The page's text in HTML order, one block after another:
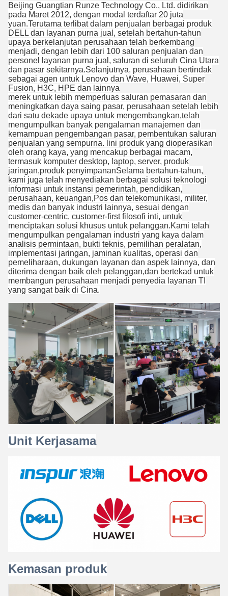
Beijing Guangtian Runze Technology Co., Ltd. didirikan
pada Maret 2012, dengan modal terdaftar 20 juta
yuan.Terutama terlibat dalam penjualan berbagai produk
DELL dan layanan purna jual, setelah bertahun-tahun
upaya berkelanjutan perusahaan telah berkembang
menjadi, dengan lebih dari 100 saluran penjualan dan
personel layanan purna jual, saluran di seluruh Cina Utara
dan pasar sekitarnya.Selanjutnya, perusahaan bertindak
sebagai agen untuk Lenovo dan Wave, Huawei, Super
Fusion, H3C, HPE dan lainnya
merek untuk lebih memperluas saluran pemasaran dan
meningkatkan daya saing pasar, perusahaan setelah lebih
dari satu dekade upaya untuk mengembangkan,telah
mengumpulkan banyak pengalaman manajemen dan
kemampuan pengembangan pasar, pembentukan saluran
penjualan yang sempurna. lini produk yang dioperasikan
oleh orang kaya, yang mencakup berbagai macam,
termasuk komputer desktop, laptop, server, produk
jaringan,produk penyimpananSelama bertahun-tahun,
kami juga telah menyediakan berbagai solusi teknologi
informasi untuk instansi pemerintah, pendidikan,
perusahaan, keuangan,Pos dan telekomunikasi, militer,
medis dan banyak industri lainnya, sesuai dengan
customer-centric, customer-first filosofi inti, untuk
menciptakan solusi khusus untuk pelanggan.Kami telah
mengumpulkan pengalaman industri yang kaya dalam
analisis permintaan, bukti teknis, pemilihan peralatan,
implementasi jaringan, jaminan kualitas, operasi dan
pemeliharaan, dukungan layanan dan aspek lainnya, dan
diterima dengan baik oleh pelanggan,dan bertekad untuk
membangun perusahaan menjadi penyedia layanan TI
yang sangat baik di Cina.
Unit Kerjasama
Kemasan produk